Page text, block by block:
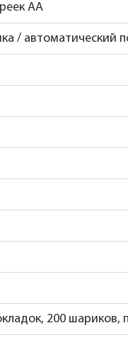
АА
/ автоматический
200 шариков,